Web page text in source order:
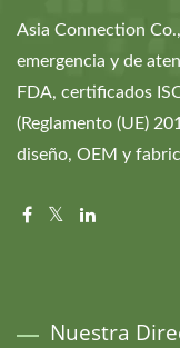
Asia Connection
emergencia y de
FDA, certificados
(Reglamento (UE)
diseño, OEM y
Nuestra